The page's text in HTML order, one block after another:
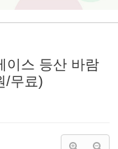
이스 등산 바람
/무료)